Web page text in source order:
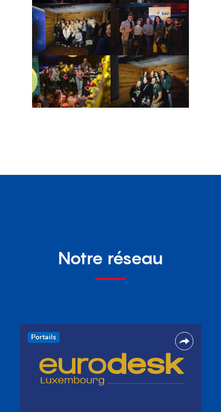
Notre réseau
Portails